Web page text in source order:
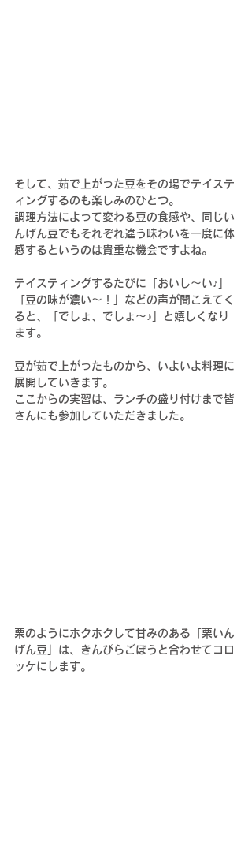
そして、茹で上がった豆をその場でテイステ
ィングするのも楽しみのひとつ。
調理方法によって変わる豆の食感や、同じい
んげん豆でもそれぞれ違う味わいを一度に体
感するというのは貴重な機会ですよね。
テイスティングするたびに「おいし〜い♪」
「豆の味が濃い〜！」などの声が聞こえてく
ると、「でしょ、でしょ〜♪」と嬉しくなり
ます。
豆が茹で上がったものから、いよいよ料理に
展開していきます。
ここからの実習は、ランチの盛り付けまで皆
さんにも参加していただきました。
栗のようにホクホクして甘みのある「栗いん
げん豆」は、きんぴらごぼうと合わせてコロ
ッケにします。